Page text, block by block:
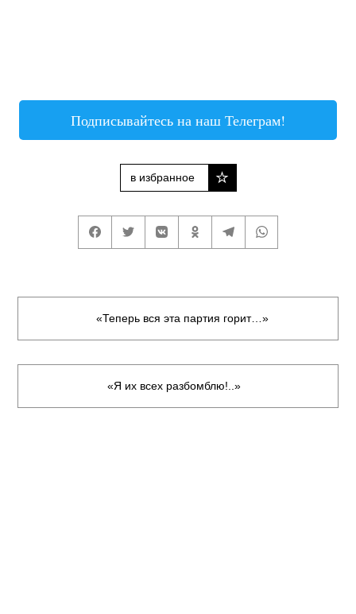
Подписывайтесь на наш Телеграм!
в избранное
«Теперь вся эта партия горит…»
«Я их всех рaзбoмблю!..»